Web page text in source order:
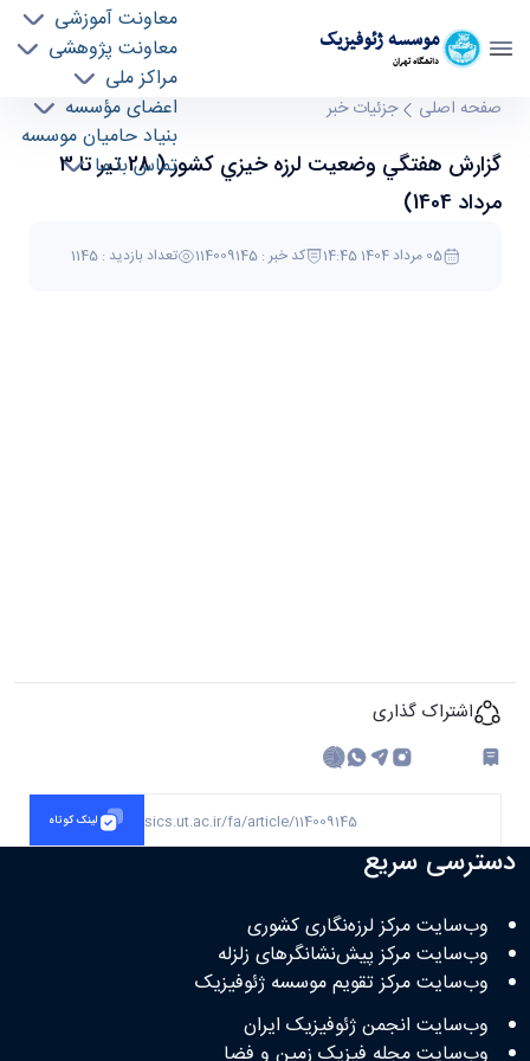
موسسه ژئوفيزيک
دانشگاه تهران
معاونت آموزشی
معاونت پژوهشی
مراکز ملی
اعضای مؤسسه
بنیاد حامیان موسسه
تماس با ما
گزارش هفتگي وضعيت لرزه خيزي كشور ( 28 تير تا صفحه اصلی جزئیات خبر
گزارش هفتگي وضعيت لرزه خيزي كشور ( 28 تير تا 3
مرداد 1404)
05 مرداد 1404 14:45 کد خبر : 114009145 تعداد بازدید : 1145
اشتراک گذاری
لینک کوتاه
https://geophysics.ut.ac.ir/fa/article/114009145
دسترسی سریع
وب‌سایت مرکز لرزه‌نگاری کشوری
وب‌سایت مرکز پیش‌نشانگرهای زلزله
وب‌سایت مرکز تقویم موسسه ژئوفیزیک
وب‌سایت انجمن ژئوفیزیک ایران
وب‌سایت مجله فیزیک زمین و فضا